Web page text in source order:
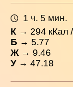
1 ч. 5 мин.
К → 294 кКал
Б → 5.77
Ж → 9.46
У → 47.18